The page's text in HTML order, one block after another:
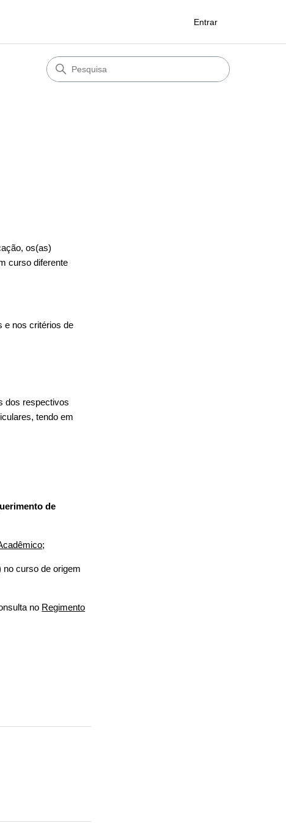
Entrar
os(as)
curso diferente
e nos critérios de
dos respectivos
tendo em
de
;
no curso de origem
no Regimento